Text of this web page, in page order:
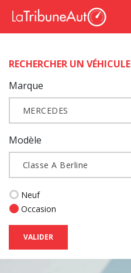
RECHERCHER UN VÉHICULE
Marque
MERCEDES
Modèle
Classe A Berline
Neuf
Occasion
VALIDER